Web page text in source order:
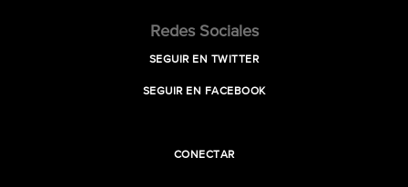
Redes Sociales
SEGUIR EN TWITTER
SEGUIR EN FACEBOOK
CONECTAR